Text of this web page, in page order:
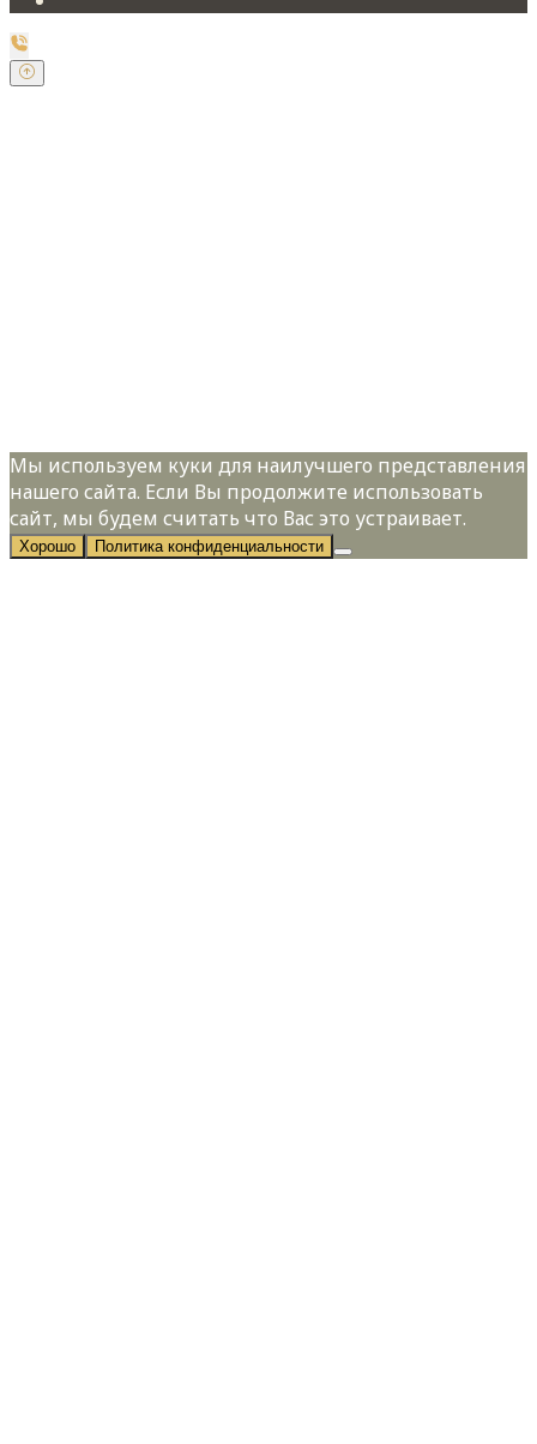
Мы используем куки для наилучшего представления
нашего сайта. Если Вы продолжите использовать
сайт, мы будем считать что Вас это устраивает.
Хорошо Политика конфиденциальности